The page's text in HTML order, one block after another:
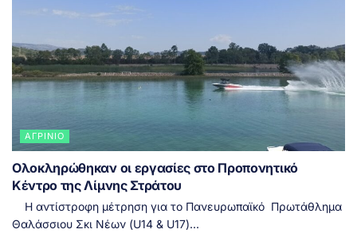
ΑΓΡΊΝΙΟ
Ολοκληρώθηκαν οι εργασίες στο Προπονητικό
Κέντρο της Λίμνης Στράτου
Η αντίστροφη μέτρηση για το Πανευρωπαϊκό Πρωτάθλημα
Θαλάσσιου Σκι Νέων (U14 & U17)...